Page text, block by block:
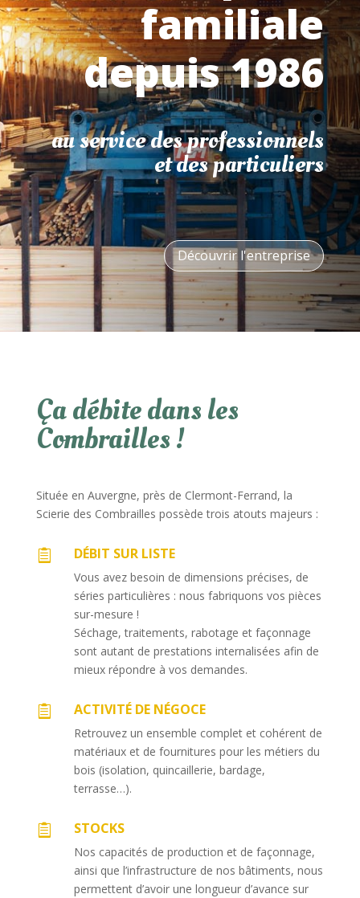
familiale
depuis 1986
au service des professionnels
et des particuliers
Découvrir l'entreprise
Ça débite dans les
Combrailles !
Située en Auvergne, près de Clermont-Ferrand, la
Scierie des Combrailles possède trois atouts majeurs :
 DÉBIT SUR LISTE
Vous avez besoin de dimensions précises, de
séries particulières : nous fabriquons vos pièces
sur-mesure !
Séchage, traitements, rabotage et façonnage
sont autant de prestations internalisées afin de
mieux répondre à vos demandes.
 ACTIVITÉ DE NÉGOCE
Retrouvez un ensemble complet et cohérent de
matériaux et de fournitures pour les métiers du
bois (isolation, quincaillerie, bardage,
terrasse…).
 STOCKS
Nos capacités de production et de façonnage,
ainsi que l’infrastructure de nos bâtiments, nous
permettent d’avoir une longueur d’avance sur